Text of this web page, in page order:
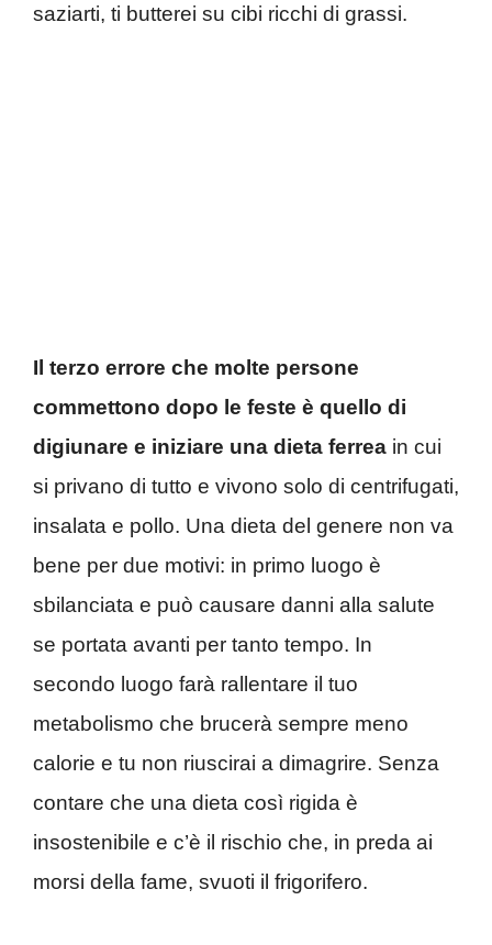
saziarti, ti butterei su cibi ricchi di grassi.
Il terzo errore che molte persone
commettono dopo le feste è quello di
digiunare e iniziare una dieta ferrea in cui
si privano di tutto e vivono solo di centrifugati,
insalata e pollo. Una dieta del genere non va
bene per due motivi: in primo luogo è
sbilanciata e può causare danni alla salute
se portata avanti per tanto tempo. In
secondo luogo farà rallentare il tuo
metabolismo che brucerà sempre meno
calorie e tu non riuscirai a dimagrire. Senza
contare che una dieta così rigida è
insostenibile e c’è il rischio che, in preda ai
morsi della fame, svuoti il frigorifero.